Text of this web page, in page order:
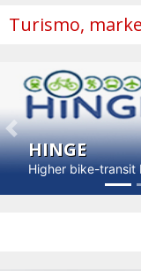
Turismo,
HINGE
Higher bike-transit
Previous